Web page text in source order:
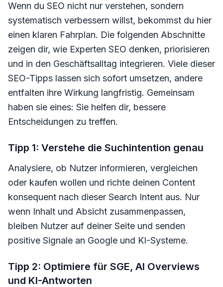
Wenn du SEO nicht nur verstehen, sondern
systematisch verbessern willst, bekommst du hier
einen klaren Fahrplan. Die folgenden Abschnitte
zeigen dir, wie Experten SEO denken, priorisieren
und in den Geschäftsalltag integrieren. Viele dieser
SEO-Tipps lassen sich sofort umsetzen, andere
entfalten ihre Wirkung langfristig. Gemeinsam
haben sie eines: Sie helfen dir, bessere
Entscheidungen zu treffen.
Tipp 1: Verstehe die Suchintention genau
Analysiere, ob Nutzer informieren, vergleichen
oder kaufen wollen und richte deinen Content
konsequent nach dieser Search Intent aus. Nur
wenn Inhalt und Absicht zusammenpassen,
bleiben Nutzer auf deiner Seite und senden
positive Signale an Google und KI-Systeme.
Tipp 2: Optimiere für SGE, AI Overviews
und KI-Antworten